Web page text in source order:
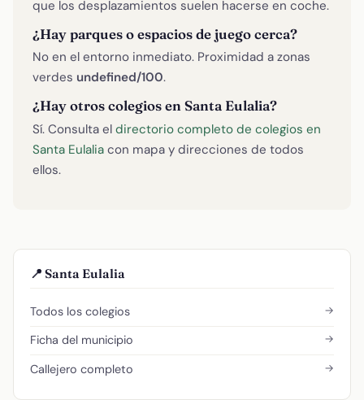
que los desplazamientos suelen hacerse en coche.
¿Hay parques o espacios de juego cerca?
No en el entorno inmediato. Proximidad a zonas
verdes undefined/100.
¿Hay otros colegios en Santa Eulalia?
Sí. Consulta el directorio completo de colegios en
Santa Eulalia con mapa y direcciones de todos
ellos.
📍 Santa Eulalia
Todos los colegios →
Ficha del municipio →
Callejero completo →